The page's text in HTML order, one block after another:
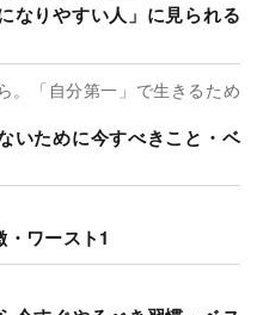
なりやすい人」に見られる
。「自分第一」で生きるため
いために今すべきこと・ベ
・ワースト1